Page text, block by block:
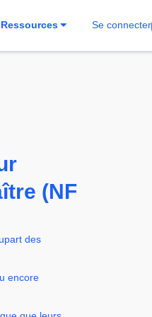
Ressources Se connecter
(NF
des
encore